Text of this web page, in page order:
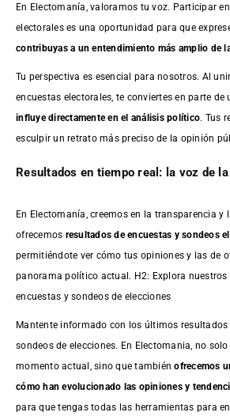
En Electomanía, valoramos tu voz. Participar
electorales es una oportunidad para que
contribuyas a un entendimiento más amplio de
Tu perspectiva es esencial para nosotros. Al
encuestas electorales, te conviertes en parte de
influye directamente en el análisis político. Tus
esculpir un retrato más preciso de la opinión
Resultados en tiempo real: la voz de
En Electomanía, creemos en la transparencia y
ofrecemos resultados deencuestas y sondeos
permitiéndote ver cómo tus opiniones y las de
panorama político actual. H2: Explora
encuestas y sondeos de elecciones
Mantente informado con los últimos resultados
sondeos de elecciones. En Electomania, no
momento actual, sino que tambiénofrecemos
cómo han evolucionado las opiniones y
para que tengas todas las herramientas para